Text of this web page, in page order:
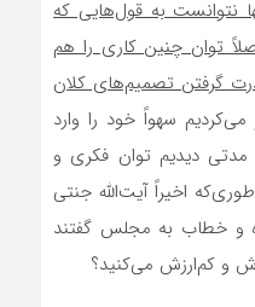
نتوانست به قول‌هایی که
توان چنین کاری را هم
گرفتن تصمیم‌های کلان
می‌کردیم سهواً خود را وارد
مدتی دیدیم توان فکری و
اخیراً آیت‌الله جنتی
و خطاب به مجلس گفتند
و کم‌ارزش می‌کنید؟